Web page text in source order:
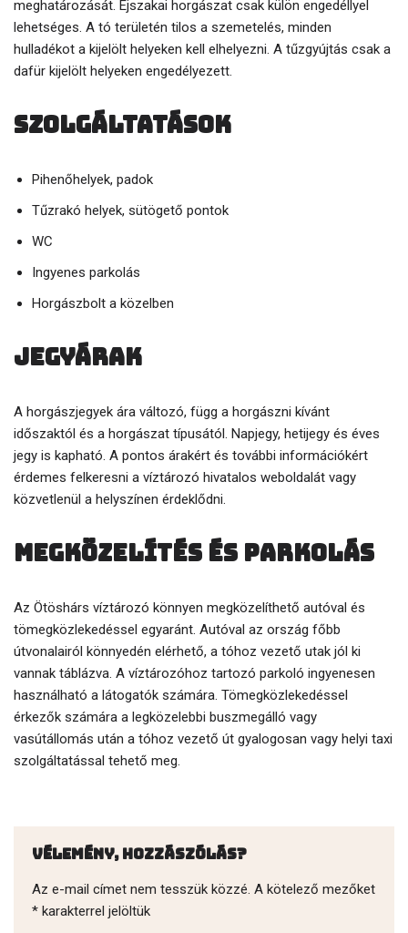
meghatározását. Éjszakai horgászat csak külön engedéllyel
lehetséges. A tó területén tilos a szemetelés, minden
hulladékot a kijelölt helyeken kell elhelyezni. A tűzgyújtás csak a
dafür kijelölt helyeken engedélyezett.
Szolgáltatások
Pihenőhelyek, padok
Tűzrakó helyek, sütögető pontok
WC
Ingyenes parkolás
Horgászbolt a közelben
Jegyárak
A horgászjegyek ára változó, függ a horgászni kívánt
időszaktól és a horgászat típusától. Napjegy, hetijegy és éves
jegy is kapható. A pontos árakért és további információkért
érdemes felkeresni a víztározó hivatalos weboldalát vagy
közvetlenül a helyszínen érdeklődni.
Megközelítés és parkolás
Az Ötöshárs víztározó könnyen megközelíthető autóval és
tömegközlekedéssel egyaránt. Autóval az ország főbb
útvonalairól könnyedén elérhető, a tóhoz vezető utak jól ki
vannak táblázva. A víztározóhoz tartozó parkoló ingyenesen
használható a látogatók számára. Tömegközlekedéssel
érkezők számára a legközelebbi buszmegálló vagy
vasútállomás után a tóhoz vezető út gyalogosan vagy helyi taxi
szolgáltatással tehető meg.
Vélemény, hozzászólás?
Az e-mail címet nem tesszük közzé. A kötelező mezőket
* karakterrel jelöltük